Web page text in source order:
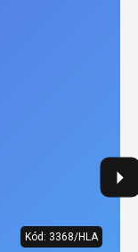
Kód: 3368/HLA